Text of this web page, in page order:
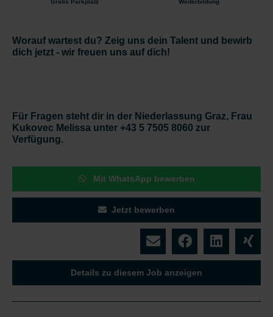
Gratis Parkplatz Weiterbildung
Worauf wartest du? Zeig uns dein Talent und bewirb
dich jetzt - wir freuen uns auf dich!
Für Fragen steht dir in der Niederlassung Graz, Frau
Kukovec Melissa unter +43 5 7505 8060 zur
Verfügung.
Mit WhatsApp bewerben
Jetzt bewerben
Details zu diesem Job anzeigen